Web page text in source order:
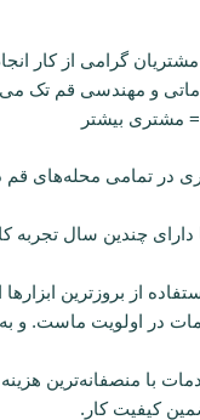
گرامی از کار
و مهندسی قم تک می
مشتری بیشتر
در تمامی محله‌های قم
دارای چندین سال تجربه
از بروزترین
در اولویت ماست. و
با منصفانه‌ترین
کیفیت کار.